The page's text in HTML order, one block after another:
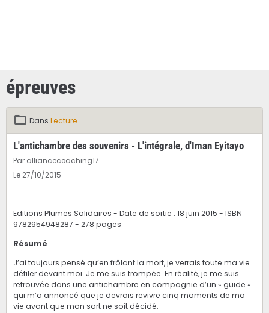
épreuves
Dans Lecture
L'antichambre des souvenirs - L'intégrale, d'Iman Eyitayo
Par alliancecoaching17
Le 27/10/2015
Editions Plumes Solidaires - Date de sortie : 18 juin 2015 - ISBN
9782954948287 - 278 pages
Résumé
J’ai toujours pensé qu’en frôlant la mort, je verrais toute ma vie
défiler devant moi. Je me suis trompée. En réalité, je me suis
retrouvée dans une antichambre en compagnie d’un « guide »
qui m’a annoncé que je devrais revivre cinq moments de ma
vie avant que mon sort ne soit décidé.